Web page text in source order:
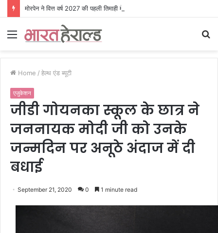
Menu
Home / हेल्थ एंड ब्यूटी
एजुकेशन
जीडी गोयनका स्कूल के छात्र ने
जननायक मोदी जी को उनके
जन्मदिन पर अनूठे अंदाज में दी
बधाई
September 21, 2020 0 1 minute read